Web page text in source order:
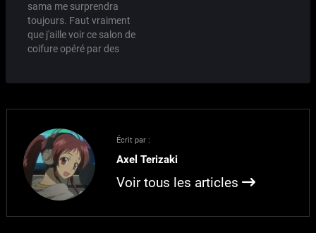
sama me surprendra
toujours. Faut vraiment
que j'aille voir ce salon de
coifure opéré par des
Écrit par :
Axel Terizaki
Voir tous les articles